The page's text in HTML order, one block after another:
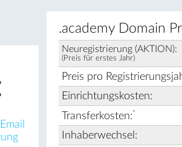
.academy Domain
Neuregistrierung (AKTION):
(Preis für erstes Jahr)
Preis pro
Einrichtungskosten:
Transferkosten:*
Inhaberwechsel: